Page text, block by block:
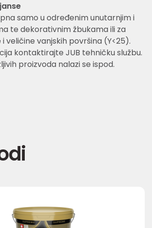
samo u određenim unutarnjim i
te dekorativnim žbukama ili za
veličine vanjskih površina (Y<25).
kontaktirajte JUB tehničku službu.
proizvoda nalazi se ispod.